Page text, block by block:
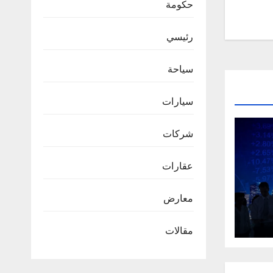
حكومة
رئيسي
سياحة
سيارات
شركات
عقارات
معارض
مقالات